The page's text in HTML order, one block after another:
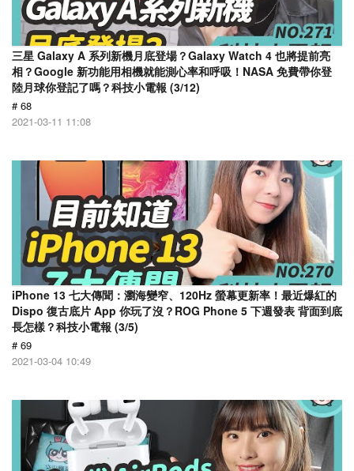
三星 Galaxy A 系列新機月底登場？Galaxy Watch 4 也將提前亮
相？Google 新功能用相機就能測心率和呼吸！NASA 免費帶你登
陸月球你登記了嗎？科技小電報 (3/12)
# 68
2021-03-11 11:08
iPhone 13 七大傳聞：瀏海變窄、120Hz 螢幕更新率！最近爆紅的
Dispo 復古底片 App 你玩了沒？ROG Phone 5 下週發表 背面到底
長怎樣？科技小電報 (3/5)
# 69
2021-03-04 10:49